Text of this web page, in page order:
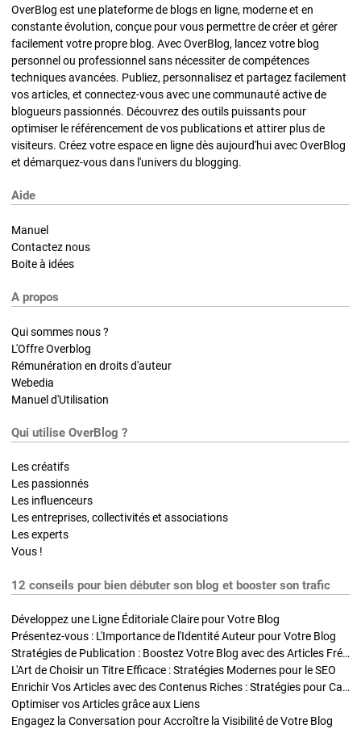
OverBlog est une plateforme de blogs en ligne, moderne et en
constante évolution, conçue pour vous permettre de créer et gérer
facilement votre propre blog. Avec OverBlog, lancez votre blog
personnel ou professionnel sans nécessiter de compétences
techniques avancées. Publiez, personnalisez et partagez facilement
vos articles, et connectez-vous avec une communauté active de
blogueurs passionnés. Découvrez des outils puissants pour
optimiser le référencement de vos publications et attirer plus de
visiteurs. Créez votre espace en ligne dès aujourd'hui avec OverBlog
et démarquez-vous dans l'univers du blogging.
Aide
Manuel
Contactez nous
Boite à idées
A propos
Qui sommes nous ?
L'Offre Overblog
Rémunération en droits d'auteur
Webedia
Manuel d'Utilisation
Qui utilise OverBlog ?
Les créatifs
Les passionnés
Les influenceurs
Les entreprises, collectivités et associations
Les experts
Vous !
12 conseils pour bien débuter son blog et booster son trafic
Développez une Ligne Éditoriale Claire pour Votre Blog
Présentez-vous : L'Importance de l'Identité Auteur pour Votre Blog
Stratégies de Publication : Boostez Votre Blog avec des Articles Fréquents et Exclusifs
L'Art de Choisir un Titre Efficace : Stratégies Modernes pour le SEO
Enrichir Vos Articles avec des Contenus Riches : Stratégies pour Captiver et Optimiser
Optimiser vos Articles grâce aux Liens
Engagez la Conversation pour Accroître la Visibilité de Votre Blog